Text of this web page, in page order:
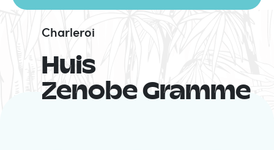
Huis
Zenobe Gramme
Charleroi